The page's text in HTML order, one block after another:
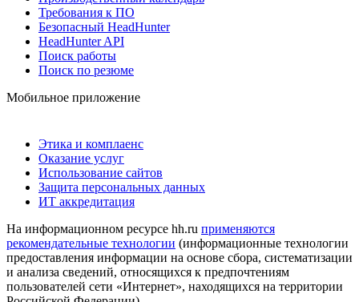
Требования к ПО
Безопасный HeadHunter
HeadHunter API
Поиск работы
Поиск по резюме
Мобильное приложение
Этика и комплаенс
Оказание услуг
Использование сайтов
Защита персональных данных
ИТ аккредитация
На информационном ресурсе hh.ru применяются
рекомендательные технологии (информационные технологии
предоставления информации на основе сбора, систематизации
и анализа сведений, относящихся к предпочтениям
пользователей сети «Интернет», находящихся на территории